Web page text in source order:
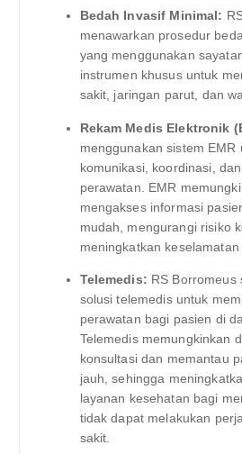
Bedah Invasif Minimal:
menawarkan prosedur
yang menggunakan
instrumen khusus untuk
sakit, jaringan parut, dan
Rekam Medis Elektronik
menggunakan sistem EMR
komunikasi, koordinasi,
perawatan. EMR
mengakses informasi
mudah, mengurangi risiko
meningkatkan keselamatan
Telemedis: RS Borromeus
solusi telemedis untuk
perawatan bagi pasien di
Telemedis memungkinkan
konsultasi dan memantau
jauh, sehingga
layanan kesehatan bagi
tidak dapat melakukan
sakit.